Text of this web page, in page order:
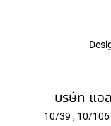
บริษัท แอ
10/39 , 10/